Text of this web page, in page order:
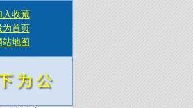
入收藏
为首页
站地图